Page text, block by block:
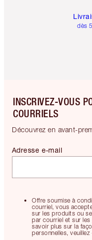
dès
INSCRIVEZ-VOUS
COURRIELS
Découvrez en avant-
Offre soumise à
courriel, vous
sur les produits ou
par courriel et sur
savoir plus sur la
personnelles,
Adresse e-mail